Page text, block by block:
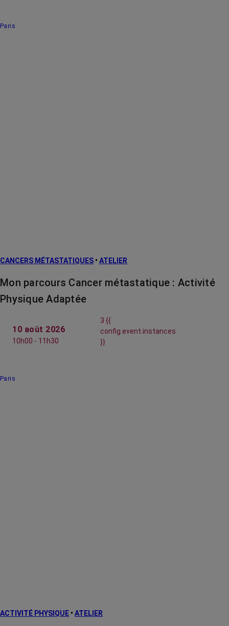
Paris
CANCERS MÉTASTATIQUES • ATELIER
Mon parcours Cancer métastatique : Activité
Physique Adaptée
10 août 2026
10h00 - 11h30
3 {{
config.event.instances
}}
Paris
ACTIVITÉ PHYSIQUE • ATELIER